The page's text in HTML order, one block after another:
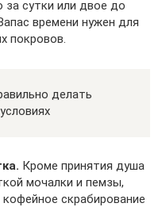
за сутки или двое до
времени нужен для
покровов.
делать
Кроме принятия душа
мочалки и пемзы,
скрабирование